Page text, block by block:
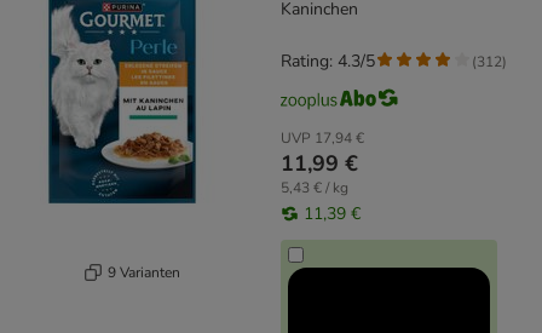
9 Varianten
Kaninchen
UVP 17,94 €
11,99 €
5,43 € / kg
11,39 €
Rating: 4.3/5 (312)